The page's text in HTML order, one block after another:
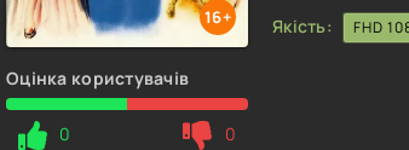
16+
Оцінка користувачів
0 0
Якість:
FHD